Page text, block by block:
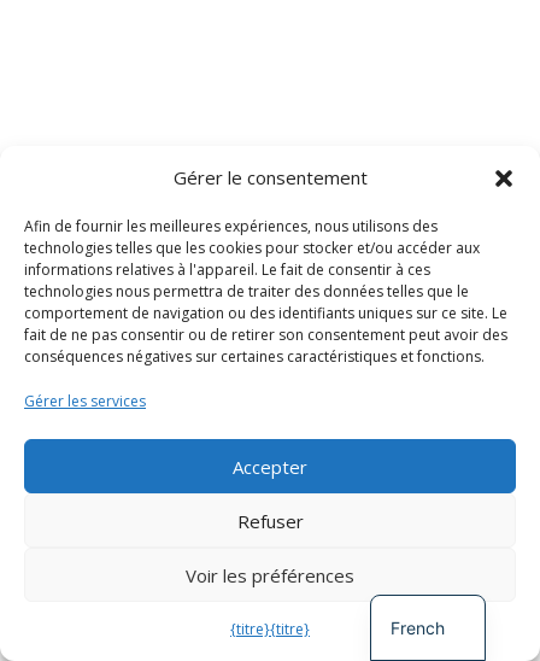
Gérer le consentement
Afin de fournir les meilleures expériences, nous utilisons des
technologies telles que les cookies pour stocker et/ou accéder aux
informations relatives à l'appareil. Le fait de consentir à ces
technologies nous permettra de traiter des données telles que le
comportement de navigation ou des identifiants uniques sur ce site. Le
fait de ne pas consentir ou de retirer son consentement peut avoir des
conséquences négatives sur certaines caractéristiques et fonctions.
Gérer les services
Accepter
Refuser
Voir les préférences
{titre}{titre}
Permettre la permaculture en Afrique :
Conservation et partage des ressources
Permettre la
en Afrique :
Conservation
et partage des
ressources
French